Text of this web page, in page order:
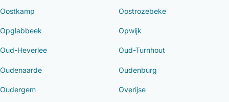
Oostkamp Oostrozebeke
Opglabbeek Opwijk
Oud-Heverlee Oud-Turnhout
Oudenaarde Oudenburg
Oudergem Overijse